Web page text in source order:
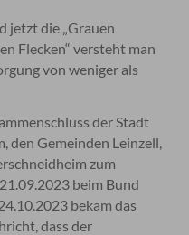
jetzt die „Grauen
Flecken“ versteht man
von weniger als
der Stadt
den Gemeinden Leinzell,
zum
beim Bund
bekam das
dass der